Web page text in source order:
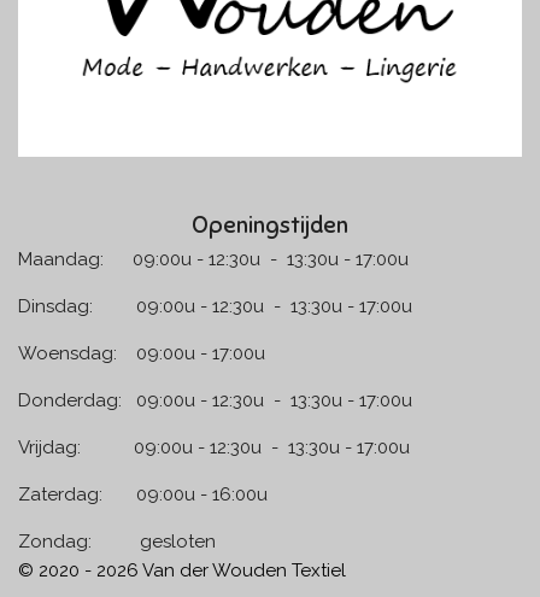
Openingstijden
Maandag: 09:00u - 12:30u - 13:30u - 17:00u
Dinsdag: 09:00u - 12:30u - 13:30u - 17:00u
Woensdag: 09:00u - 17:00u
Donderdag: 09:00u - 12:30u - 13:30u - 17:00u
Vrijdag: 09:00u - 12:30u - 13:30u - 17:00u
Zaterdag: 09:00u - 16:00u
Zondag: gesloten
© 2020 - 2026 Van der Wouden Textiel